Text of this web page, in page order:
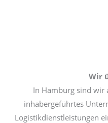
Wir
In Hamburg sind wir
inhabergeführtes
Logistikdienstleistungen